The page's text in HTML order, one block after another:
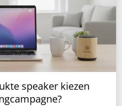
speaker kiezen